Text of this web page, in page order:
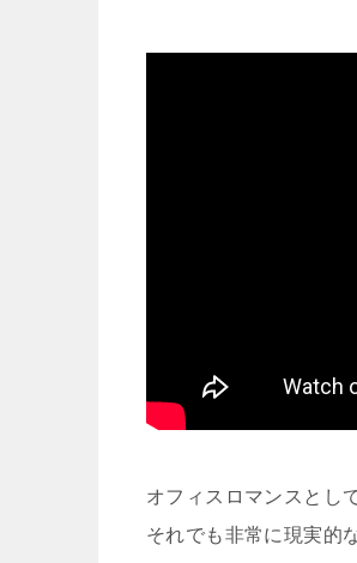
オフィスロマンスとし
それでも非常に現実的